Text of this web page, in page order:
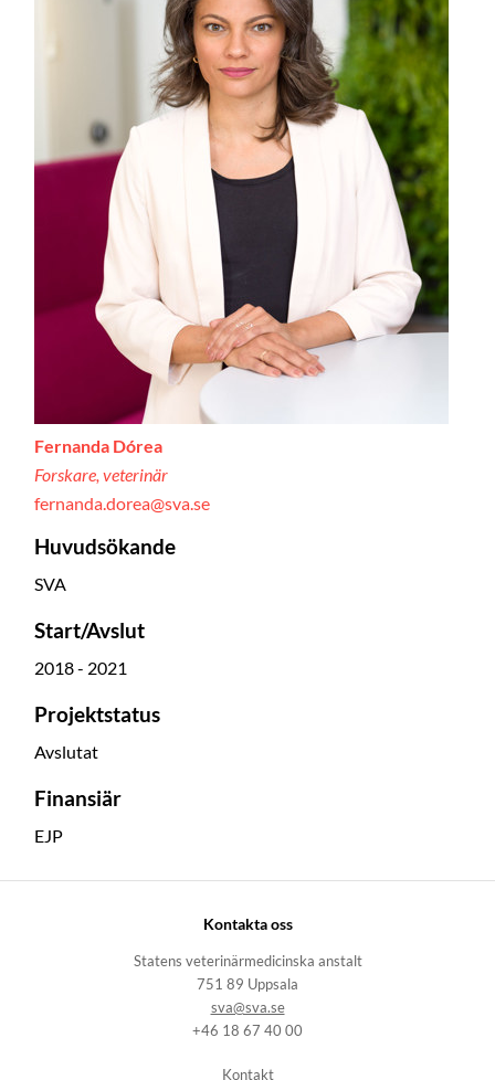
Fernanda Dórea
Forskare, veterinär
fernanda.dorea@sva.se
Huvudsökande
SVA
Start/Avslut
2018 - 2021
Projektstatus
Avslutat
Finansiär
EJP
Kontakta oss
Statens veterinärmedicinska anstalt
751 89 Uppsala
sva@sva.se
+46 18 67 40 00
Kontakt